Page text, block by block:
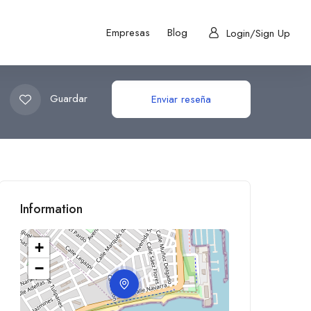
Empresas Blog Login/Sign Up
Guardar Enviar reseña
Information
+
−